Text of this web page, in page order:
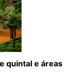
quintal e áreas